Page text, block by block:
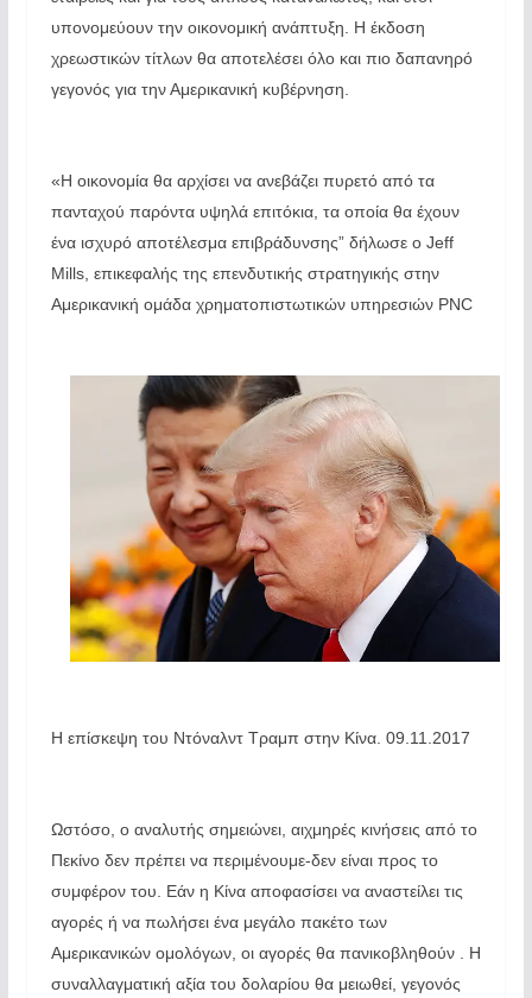
υπονομεύουν την οικονομική ανάπτυξη. Η έκδοση
χρεωστικών τίτλων θα αποτελέσει όλο και πιο δαπανηρό
γεγονός για την Αμερικανική κυβέρνηση.
«Η οικονομία θα αρχίσει να ανεβάζει πυρετό από τα
πανταχού παρόντα υψηλά επιτόκια, τα οποία θα έχουν
ένα ισχυρό αποτέλεσμα επιβράδυνσης” δήλωσε ο Jeff
Mills, επικεφαλής της επενδυτικής στρατηγικής στην
Αμερικανική ομάδα χρηματοπιστωτικών υπηρεσιών PNC
Η επίσκεψη του Ντόναλντ Τραμπ στην Κίνα. 09.11.2017
Ωστόσο, ο αναλυτής σημειώνει, αιχμηρές κινήσεις από το
Πεκίνο δεν πρέπει να περιμένουμε-δεν είναι προς το
συμφέρον του. Εάν η Κίνα αποφασίσει να αναστείλει τις
αγορές ή να πωλήσει ένα μεγάλο πακέτο των
Αμερικανικών ομολόγων, οι αγορές θα πανικοβληθούν . Η
συναλλαγματική αξία του δολαρίου θα μειωθεί, γεγονός